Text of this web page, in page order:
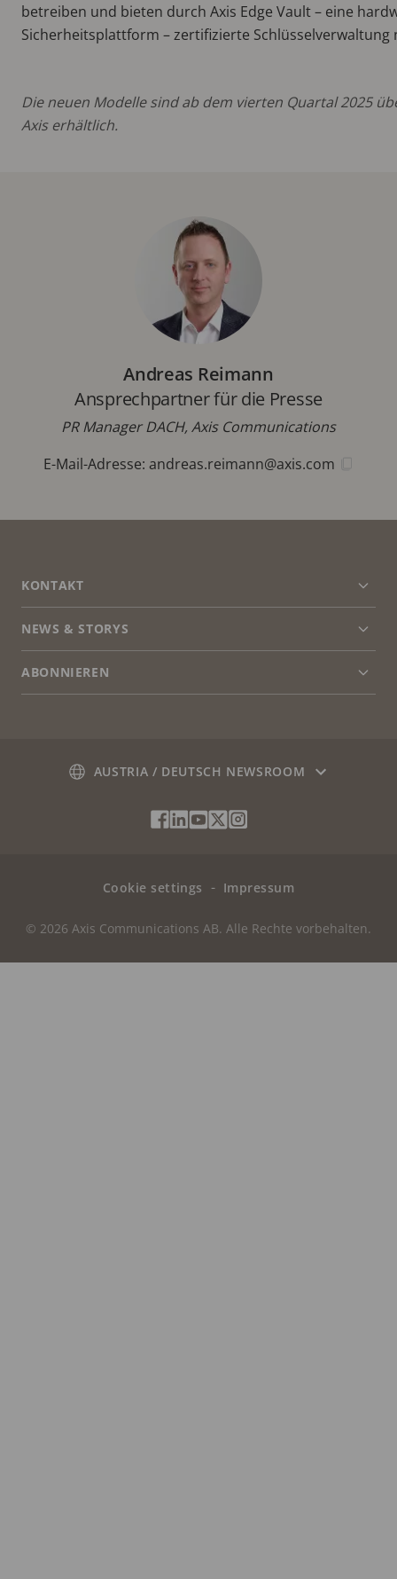
betreiben und bieten durch Axis Edge Vault – eine
Sicherheitsplattform – zertifizierte Schlüsselverwaltung
Die neuen Modelle sind ab dem vierten Quartal 2025
Axis erhältlich.
Andreas Reimann
Ansprechpartner für die Presse
PR Manager DACH, Axis Communications
E-Mail-Adresse: andreas.reimann@axis.com
KONTAKT
Kontaktieren Sie uns
NEWS & STORYS
Erfahrungsberichte
ABONNIEREN
Sicherheitsbenachrichtigungen von Axis
AUSTRIA / DEUTSCH NEWSROOM
Social
Media
Facebook
Linkedin
Youtube
X
Instagram
Cookie settings Impressum
© 2026 Axis Communications AB. Alle Rechte vorbehalten.